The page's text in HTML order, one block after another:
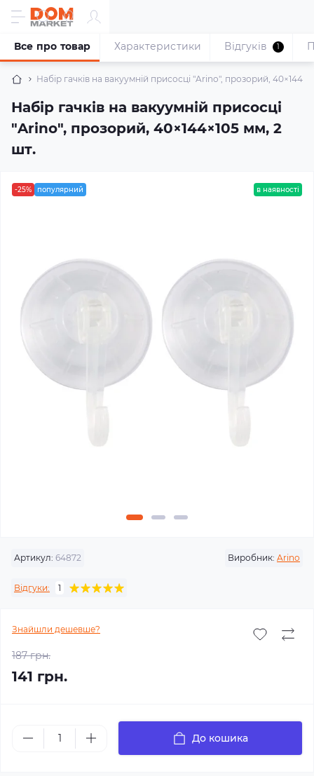
Набір гачків на вакуумній присосці "Arino", прозорий,
Набір гачків на вакуумній присосці
"Arino", прозорий, 40×144×105 мм, 2
шт.
Все про товар Характеристики Відгуків 1
-25% популярний в наявності
Артикул: 64872 Виробник: Arino
Відгуки: 1
Знайшли дешевше?
187 грн.
141 грн.
До кошика